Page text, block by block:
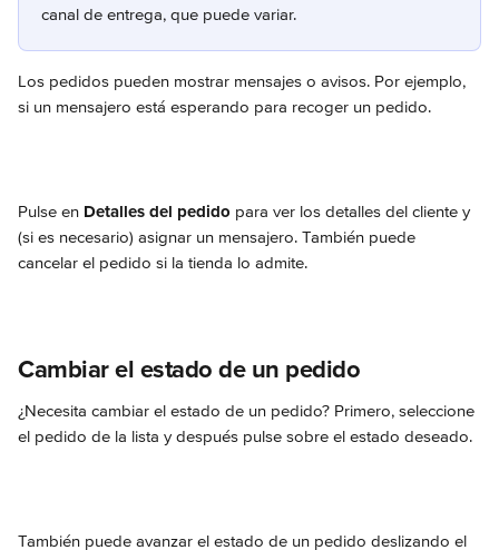
canal de entrega, que puede variar.
Los pedidos pueden mostrar mensajes o avisos. Por ejemplo,
si un mensajero está esperando para recoger un pedido.
Pulse en Detalles del pedido para ver los detalles del cliente y
(si es necesario) asignar un mensajero. También puede
cancelar el pedido si la tienda lo admite.
Cambiar el estado de un pedido
¿Necesita cambiar el estado de un pedido? Primero, seleccione
el pedido de la lista y después pulse sobre el estado deseado.
También puede avanzar el estado de un pedido deslizando el